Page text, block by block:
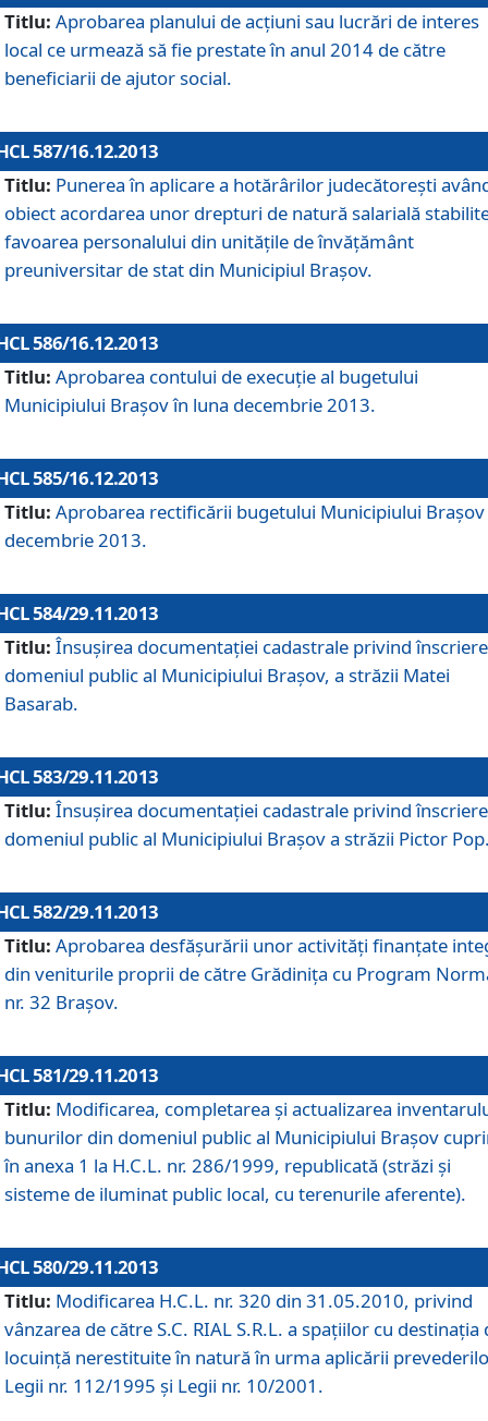
Titlu: Aprobarea planului de acţiuni sau lucrări de interes
local ce urmează să fie prestate în anul 2014 de către
beneficiarii de ajutor social.
587/16.12.2013
Titlu: Punerea în aplicare a hotărârilor judecătoreşti
obiect acordarea unor drepturi de natură salarială
favoarea personalului din unităţile de învăţământ
preuniversitar de stat din Municipiul Braşov.
586/16.12.2013
Titlu: Aprobarea contului de execuţie al bugetului
Municipiului Braşov în luna decembrie 2013.
585/16.12.2013
Titlu: Aprobarea rectificării bugetului Municipiului Braşov
decembrie 2013.
584/29.11.2013
Titlu: Însuşirea documentaţiei cadastrale privind
domeniul public al Municipiului Braşov, a străzii Matei
Basarab.
583/29.11.2013
Titlu: Însuşirea documentaţiei cadastrale privind
domeniul public al Municipiului Braşov a străzii Pictor
582/29.11.2013
Titlu: Aprobarea desfăşurării unor activităţi finanţate
din veniturile proprii de către Grădiniţa cu Program
nr. 32 Braşov.
581/29.11.2013
Titlu: Modificarea, completarea şi actualizarea
bunurilor din domeniul public al Municipiului Braşov
în anexa 1 la H.C.L. nr. 286/1999, republicată (străzi şi
sisteme de iluminat public local, cu terenurile aferente).
580/29.11.2013
Titlu: Modificarea H.C.L. nr. 320 din 31.05.2010, privind
vânzarea de către S.C. RIAL S.R.L. a spaţiilor cu destinaţia
locuinţă nerestituite în natură în urma aplicării
Legii nr. 112/1995 şi Legii nr. 10/2001.